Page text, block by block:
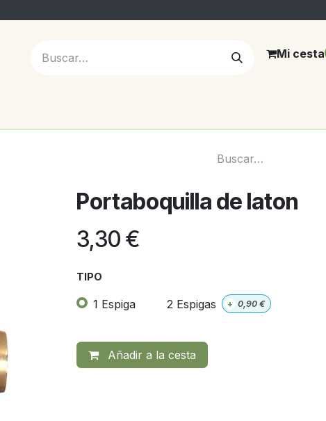
Mi cesta
Portaboquilla de laton
3,30 €
TIPO
1 Espiga 2 Espigas + 0,90 €
Añadir a la cesta